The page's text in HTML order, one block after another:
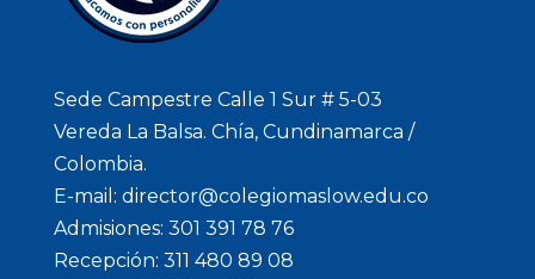
Sede Campestre Calle 1 Sur # 5-03
Vereda La Balsa. Chía, Cundinamarca /
Colombia.
E-mail: director@colegiomaslow.edu.co
Admisiones: 301 391 78 76
Recepción: 311 480 89 08